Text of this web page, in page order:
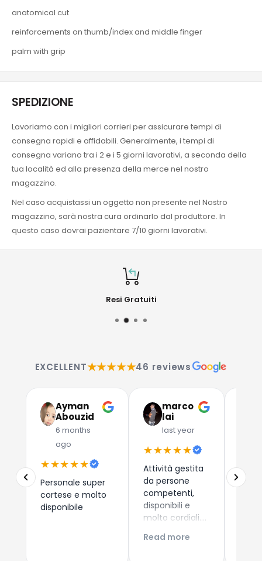
anatomical cut
reinforcements on thumb/index and middle finger
palm with grip
SPEDIZIONE
Lavoriamo con i migliori corrieri per assicurare tempi di
consegna rapidi e affidabili. Generalmente, i tempi di
consegna variano tra i 2 e i 5 giorni lavorativi, a seconda della
tua località ed alla presenza della merce nel nostro
magazzino.
Nel caso acquistassi un oggetto non presente nel Nostro
magazzino, sarà nostra cura ordinarlo dal produttore. In
questo caso dovrai pazientare 7/10 giorni lavorativi.
Resi Gratuiti
EXCELLENT★★★★★46 reviews
Ayman
Abouzid
6 months
ago
★★★★★
Personale super
cortese e molto
disponibile
marco
lai
last year
★★★★★
Attività gestita
da persone
competenti,
disponibili e
molto cordiali.
competitivi,
Read more
Due
che